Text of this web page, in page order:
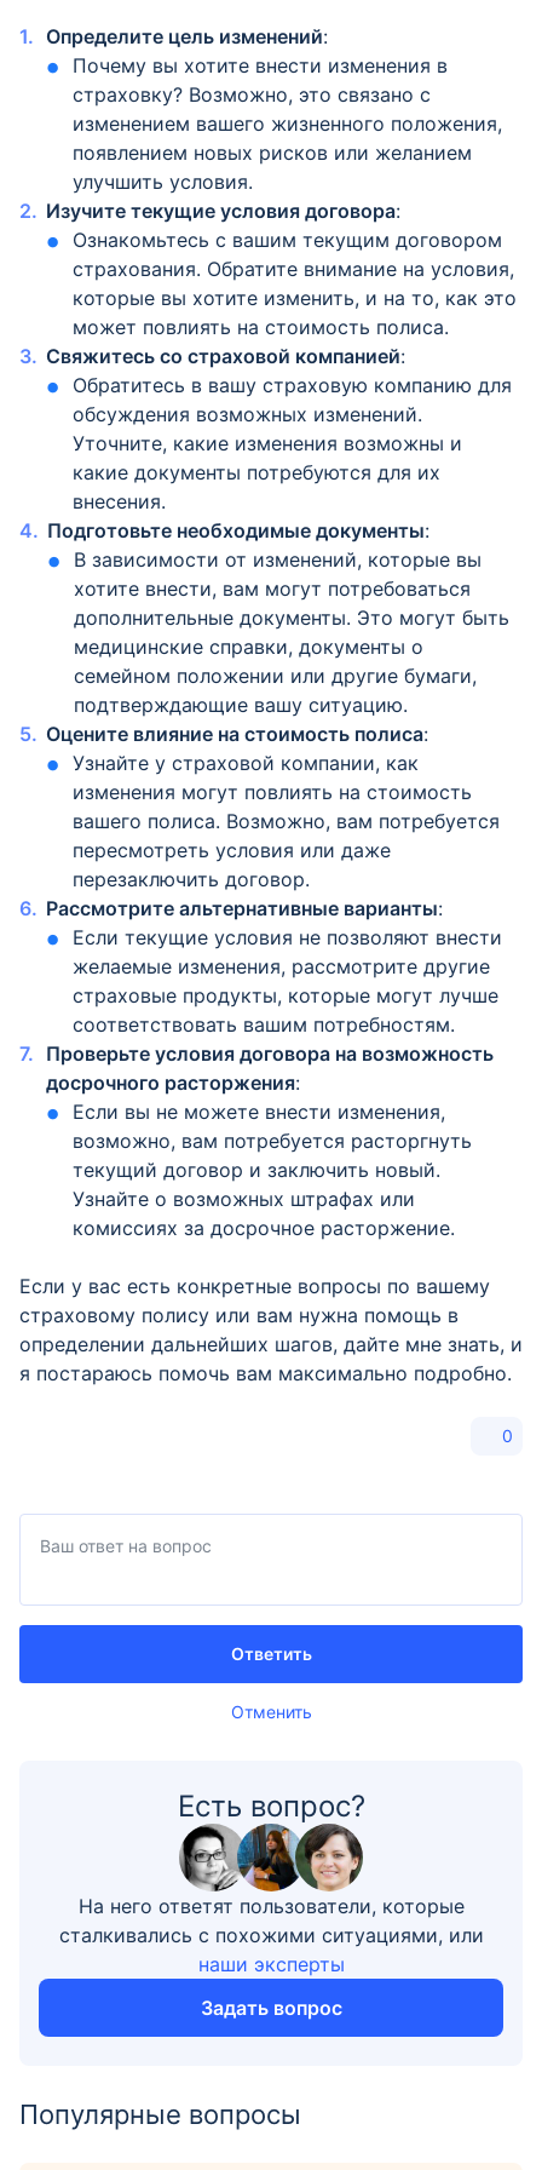
Определите цель изменений:
Почему вы хотите внести изменения в
страховку? Возможно, это связано с
изменением вашего жизненного положения,
появлением новых рисков или желанием
улучшить условия.
Изучите текущие условия договора:
Ознакомьтесь с вашим текущим договором
страхования. Обратите внимание на условия,
которые вы хотите изменить, и на то, как это
может повлиять на стоимость полиса.
Свяжитесь со страховой компанией:
Обратитесь в вашу страховую компанию для
обсуждения возможных изменений.
Уточните, какие изменения возможны и
какие документы потребуются для их
внесения.
Подготовьте необходимые документы:
В зависимости от изменений, которые вы
хотите внести, вам могут потребоваться
дополнительные документы. Это могут быть
медицинские справки, документы о
семейном положении или другие бумаги,
подтверждающие вашу ситуацию.
Оцените влияние на стоимость полиса:
Узнайте у страховой компании, как
изменения могут повлиять на стоимость
вашего полиса. Возможно, вам потребуется
пересмотреть условия или даже
перезаключить договор.
Рассмотрите альтернативные варианты:
Если текущие условия не позволяют внести
желаемые изменения, рассмотрите другие
страховые продукты, которые могут лучше
соответствовать вашим потребностям.
Проверьте условия договора на возможность
досрочного расторжения:
Если вы не можете внести изменения,
возможно, вам потребуется расторгнуть
текущий договор и заключить новый.
Узнайте о возможных штрафах или
комиссиях за досрочное расторжение.
Если у вас есть конкретные вопросы по вашему
страховому полису или вам нужна помощь в
определении дальнейших шагов, дайте мне знать, и
я постараюсь помочь вам максимально подробно.
0
Отменить
Ответить
Есть вопрос?
На него ответят пользователи, которые
сталкивались с похожими ситуациями, или
наши эксперты
Задать вопрос
Популярные вопросы